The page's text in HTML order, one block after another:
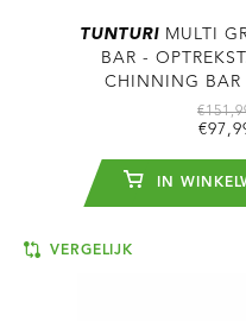
TUNTURI MULTI
BAR -
CHINNING BAR
IN
VERGELIJK